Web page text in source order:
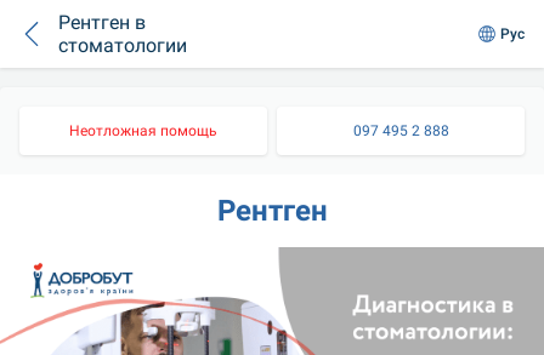
Рентген в
стоматологии
Рус
Неотложная помощь 097 495 2 888
Рентген